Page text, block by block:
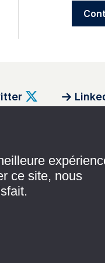
ce site, nous